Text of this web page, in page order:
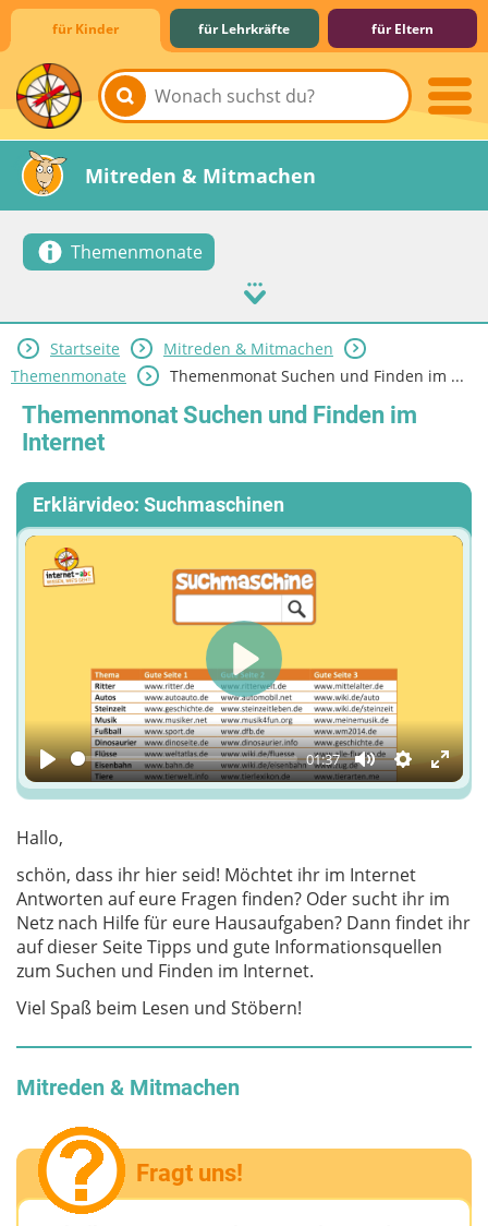
für Kinder für Lehrkräfte für Eltern
Lernen & Schule
Hobby & Freizeit
Spiel & Spaß
Mitreden & Mitmachen
Themenmonate
Startseite
Mitreden & Mitmachen
Themenmonate
Themenmonat Suchen und Finden im ...
Themenmonat Suchen und Finden im
Internet
Erklärvideo: Suchmaschinen
Play
01:37
Mute
Enter
Play
Hallo,
schön, dass ihr hier seid! Möchtet ihr im Internet
Antworten auf eure Fragen finden? Oder sucht ihr im
Netz nach Hilfe für eure Hausaufgaben? Dann findet ihr
auf dieser Seite Tipps und gute Informationsquellen
zum Suchen und Finden im Internet.
Viel Spaß beim Lesen und Stöbern!
Mitreden & Mitmachen
Fragt uns!